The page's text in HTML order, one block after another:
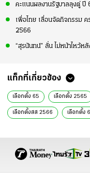
คะแนนผลงานรัฐบาลลุงตู่ ปี
เพื่อไทย เลื่อนจัดกิจกรรม
2566
“สุรนันทน์” ลั่น ไม่หน้าไหว้ห
แท็กที่เกี่ยวข้อง
เลือกตั้ง 65 เลือกตั้ง 2565
เลือกตั้งสส 2566 เลือกตั้ง
สัญชาติไทย พลั